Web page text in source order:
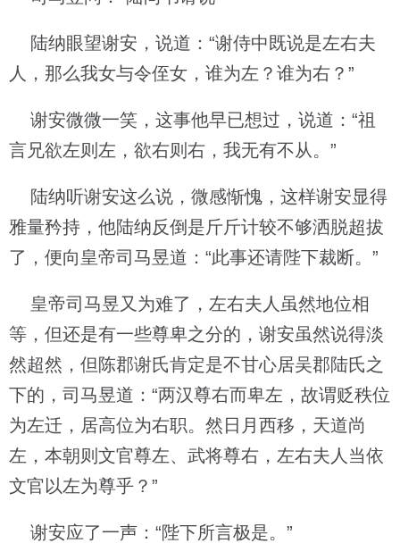
陆纳眼望谢安，说道：“谢侍中既说是左右夫
人，那么我女与令侄女，谁为左？谁为右？”
谢安微微一笑，这事他早已想过，说道：“祖
言兄欲左则左，欲右则右，我无有不从。”
陆纳听谢安这么说，微感惭愧，这样谢安显得
雅量矜持，他陆纳反倒是斤斤计较不够洒脱超拔
了，便向皇帝司马昱道：“此事还请陛下裁断。”
皇帝司马昱又为难了，左右夫人虽然地位相
等，但还是有一些尊卑之分的，谢安虽然说得淡
然超然，但陈郡谢氏肯定是不甘心居吴郡陆氏之
下的，司马昱道：“两汉尊右而卑左，故谓贬秩位
为左迁，居高位为右职。然日月西移，天道尚
左，本朝则文官尊左、武将尊右，左右夫人当依
文官以左为尊乎？”
谢安应了一声：“陛下所言极是。”